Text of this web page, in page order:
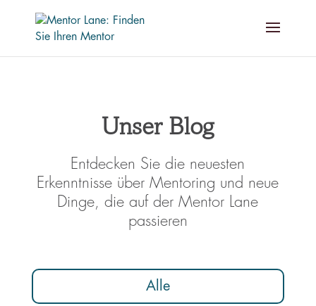
Unser Blog
Entdecken Sie die neuesten
Erkenntnisse über Mentoring und neue
Dinge, die auf der Mentor Lane
passieren
Alle